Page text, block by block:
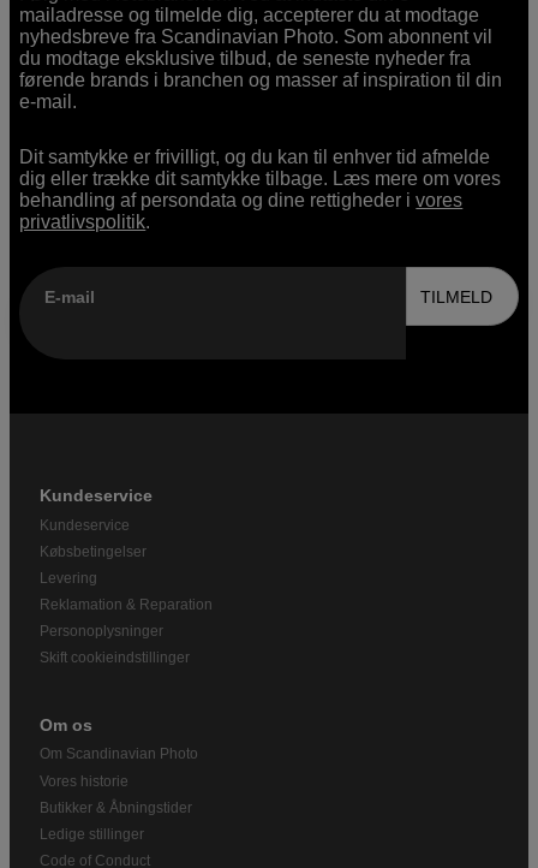
mailadresse og tilmelde dig, accepterer du at modtage
nyhedsbreve fra Scandinavian Photo. Som abonnent vil
du modtage eksklusive tilbud, de seneste nyheder fra
førende brands i branchen og masser af inspiration til din
e-mail.
Dit samtykke er frivilligt, og du kan til enhver tid afmelde
dig eller trække dit samtykke tilbage. Læs mere om vores
behandling af persondata og dine rettigheder ivores
privatlivspolitik.
E-mail TILMELD
Kundeservice
Kundeservice
Købsbetingelser
Levering
Reklamation & Reparation
Personoplysninger
Skift cookieindstillinger
Om os
Om Scandinavian Photo
Vores historie
Butikker & Åbningstider
Ledige stillinger
Code of Conduct